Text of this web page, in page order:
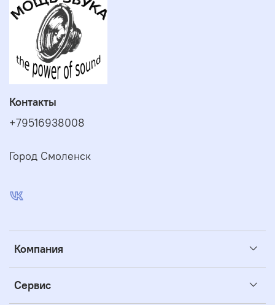
Компания
Сервис
Контакты
+79516938008
Город Смоленск